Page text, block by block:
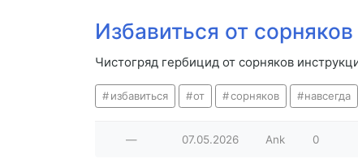
Избавиться от
Чистогряд гербицид от сорняков
избавиться от сорняков навсегда
— 07.05.2026 Ank 0